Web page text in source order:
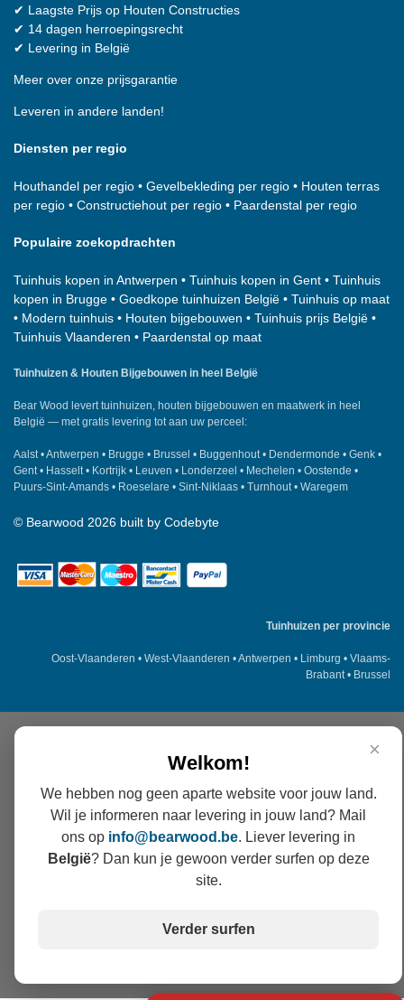
✔ Laagste Prijs op Houten Constructies
✔ 14 dagen herroepingsrecht
✔ Levering in België
Meer over onze prijsgarantie
Leveren in andere landen!
Diensten per regio
Houthandel per regio • Gevelbekleding per regio • Houten terras
per regio • Constructiehout per regio • Paardenstal per regio
Populaire zoekopdrachten
Tuinhuis kopen in Antwerpen • Tuinhuis kopen in Gent • Tuinhuis
kopen in Brugge • Goedkope tuinhuizen België • Tuinhuis op maat
• Modern tuinhuis • Houten bijgebouwen • Tuinhuis prijs België •
Tuinhuis Vlaanderen • Paardenstal op maat
Tuinhuizen & Houten Bijgebouwen in heel België
Bear Wood levert tuinhuizen, houten bijgebouwen en maatwerk in heel
België — met gratis levering tot aan uw perceel:
Aalst•Antwerpen • Brugge • Brussel • Buggenhout• Dendermonde • Genk •
Gent• Hasselt• Kortrijk • Leuven • Londerzeel • Mechelen • Oostende •
Puurs-Sint-Amands • Roeselare • Sint-Niklaas • Turnhout• Waregem
© Bearwood 2026 built by Codebyte
Tuinhuizen per provincie
Oost-Vlaanderen • West-Vlaanderen •Antwerpen • Limburg • Vlaams-
Brabant• Brussel
×
Welkom!
We hebben nog geen aparte website voor jouw land.
Wil je informeren naar levering in jouw land? Mail
ons op info@ bearwood .be. Liever levering in
België? Dan kun je gewoon verder surfen op deze
site.
Verder surfen